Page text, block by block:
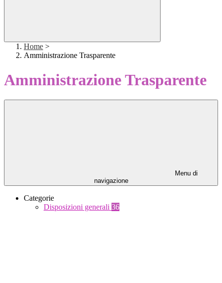
Home >
Amministrazione Trasparente
Amministrazione Trasparente
Menu di
navigazione
Categorie
Disposizioni generali 36